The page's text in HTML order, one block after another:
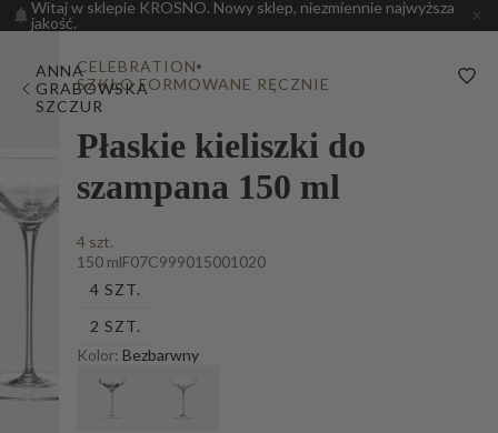
Witaj w sklepie KROSNO. Nowy sklep, niezmiennie najwyższa
jakość.
ANNA
GRABOWSKA
SZCZUR
CELEBRATION
SZKŁO FORMOWANE RĘCZNIE
Płaskie kieliszki do
szampana 150 ml
4 szt.
150 mlF07C999015001020
4 SZT.
2 SZT.
Kolor: Bezbarwny